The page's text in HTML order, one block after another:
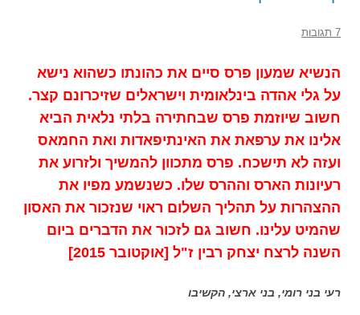
7 תגובות
הנשיא שמעון פרס סיים את כהונתו כשהוא נישא
על גלי אהדה בינלאומית וישראלים שזיכרונם קצר.
חשוב שיוזמת פרס שבחתירה בלתי נלאית הביא
אלינו את ערפאת את האינתיפאדות ואת החמאס
ועזה לא תישכח. פרס מתכוון להמשיך ולזרוע את
רעיונות הארס וההרס שלו. כשנשמע מפיו את
ההצהרות על תהליך השלום ראוי שנזכור את האסון
שהמיט עלינו. חשוב גם לזכור את הדברים ביום
השנה לרצח יצחק רבין ז"ל [אוקטובר 2015]
רעי בני רומי, בני ארצי, הקשיבו